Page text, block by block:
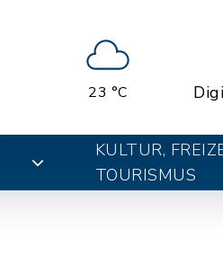
23 °C
KULTUR,
TOURISMUS